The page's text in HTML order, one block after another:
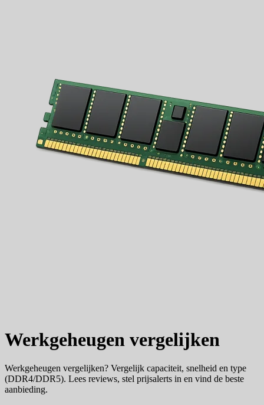
Werkgeheugen vergelijken
Werkgeheugen vergelijken? Vergelijk capaciteit, snelheid en type
(DDR4/DDR5). Lees reviews, stel prijsalerts in en vind de beste
aanbieding.